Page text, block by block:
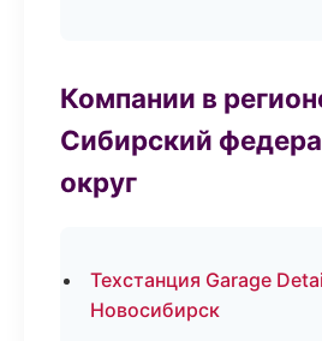
Компании в
Сибирский
округ
Техстанция Garage
Новосибирск